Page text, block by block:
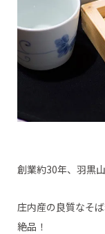
創業約30年、羽黒
庄内産の良質なそ
絶品！